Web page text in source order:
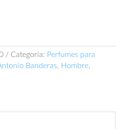
Categoría: Perfumes para
Banderas, Hombre,